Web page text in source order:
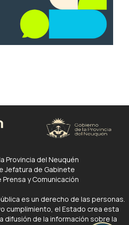
Provincia del Neuquén
Jefatura de Gabinete
y Comunicación
es un derecho de las personas.
cumplimiento, el Estado crea esta
difusión de la información sobre la